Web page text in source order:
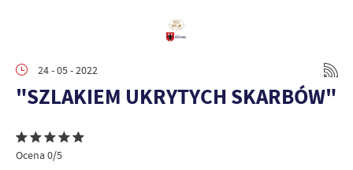
24 - 05 - 2022
"SZLAKIEM UKRYTYCH SKARBÓW"
Ocena 0/5